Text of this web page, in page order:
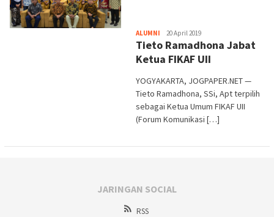
ALUMNI Heri
Purwata
20 April 2019
Tieto Ramadhona Jabat
Ketua FIKAF UII
YOGYAKARTA, JOGPAPER.NET —
Tieto Ramadhona, SSi, Apt terpilih
sebagai Ketua Umum FIKAF UII
(Forum Komunikasi […]
JARINGAN SOCIAL
RSS